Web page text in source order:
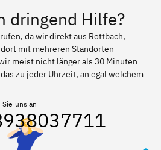
dringend Hilfe?
da wir direkt aus Rottbach,
mit mehreren Standorten
meist nicht länger als 30 Minuten
zu jeder Uhrzeit, an egal welchem
Sie uns an